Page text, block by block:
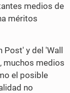
medios de
méritos
Post' y del 'Wall
muchos medios
el posible
no